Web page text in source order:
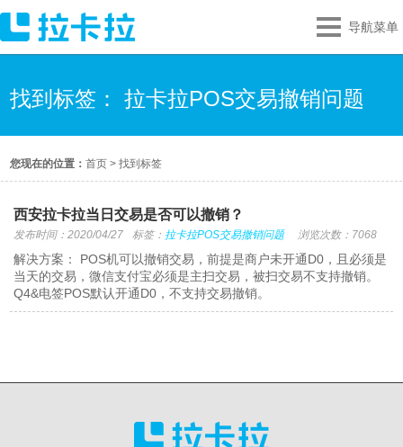
导航菜单
找到标签： 拉卡拉POS交易撤销问题
您现在的位置：首页 >找到标签
西安拉卡拉当日交易是否可以撤销？
发布时间：2020/04/27 标签： 拉卡拉POS交易撤销问题 浏览次数：7068
解决方案： POS机可以撤销交易，前提是商户未开通D0，且必须是
当天的交易，微信支付宝必须是主扫交易，被扫交易不支持撤销。
Q4&电签POS默认开通D0，不支持交易撤销。